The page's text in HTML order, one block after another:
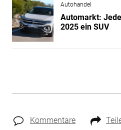
Autohandel
Automarkt:
2025 ein SUV
Kommentare